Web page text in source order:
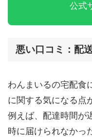
公式
悪い口コミ：配
わんまいるの宅配食
に関する気になる点
例えば、配達時間が
時に届けられなかっ